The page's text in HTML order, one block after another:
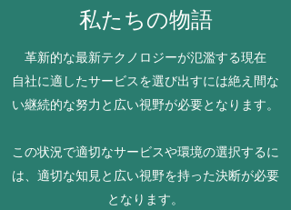
私たちの物語
革新的な最新テクノロジーが氾濫する現在
自社に適したサービスを選び出すには絶え間な
い継続的な努力と広い視野が必要となります。
この状況で適切なサービスや環境の選択するに
は、適切な知見と広い視野を持った決断が必要
となります。